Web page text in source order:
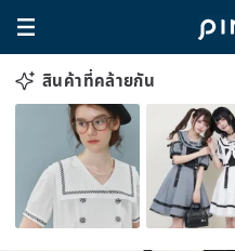
สินค้าที่คล้ายกัน